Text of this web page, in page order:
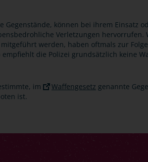
Gegenstände, können bei ihrem Einsatz
Verletzungen hervorrufen.
werden, haben oftmals zur
die Polizei grundsätzlich keine
im Waffengesetz genannte
ist.